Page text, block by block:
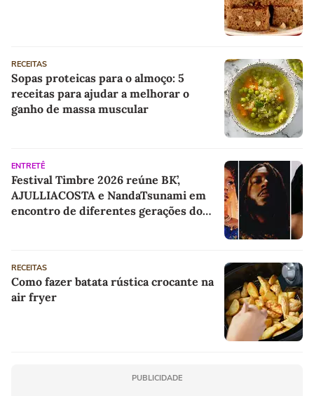
RECEITAS
Sopas proteicas para o almoço: 5
receitas para ajudar a melhorar o
ganho de massa muscular
ENTRETÊ
Festival Timbre 2026 reúne BK’,
AJULLIACOSTA e NandaTsunami em
encontro de diferentes gerações do
RECEITAS
Como fazer batata rústica crocante na
air fryer
PUBLICIDADE